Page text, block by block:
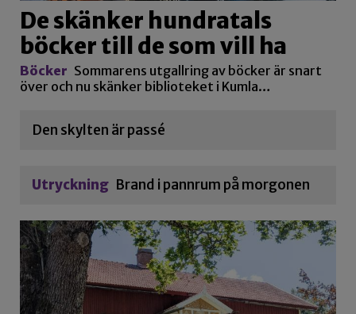
De skänker hundratals
böcker till de som vill ha
Böcker Sommarens utgallring av böcker är snart
över och nu skänker biblioteket i Kumla…
Den skylten är passé
Utryckning Brand i pannrum på morgonen